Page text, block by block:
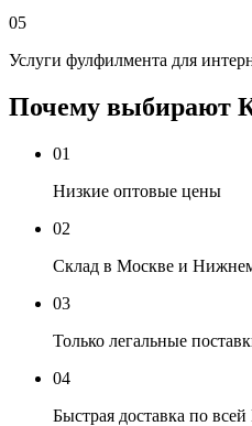
05
Услуги фулфилмента для
Почему выбирают
01
Низкие оптовые цены
02
Склад в Москве и
03
Только легальные
04
Быстрая доставка по всей